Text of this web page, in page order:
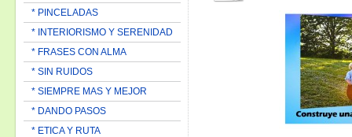
* PINCELADAS
* INTERIORISMO Y SERENIDAD
* FRASES CON ALMA
* SIN RUIDOS
* SIEMPRE MAS Y MEJOR
* DANDO PASOS
* ETICA Y RUTA